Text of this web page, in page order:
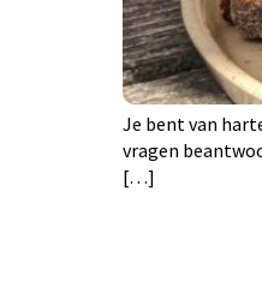
Je bent van
vragen
[…]